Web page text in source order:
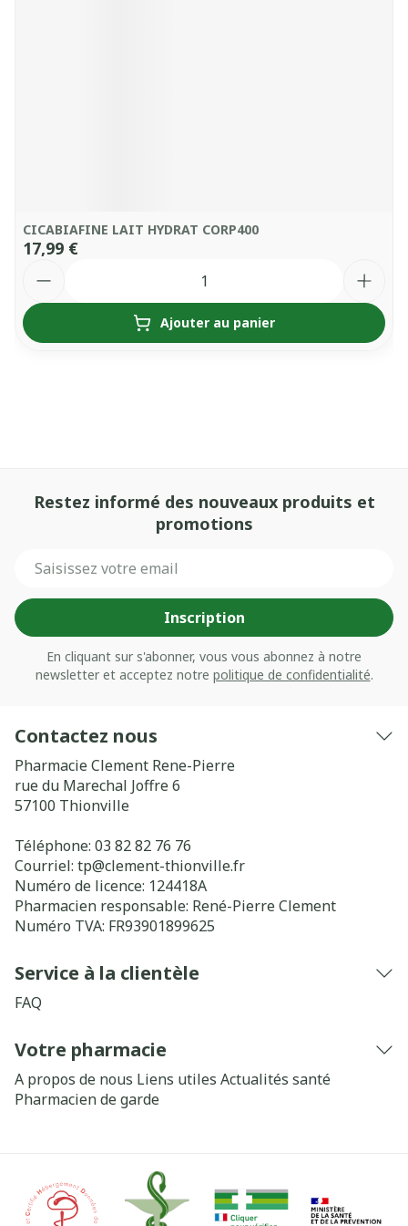
CICABIAFINE LAIT HYDRAT CORP400
17,99 €
Ajouter au panier
Restez informé des nouveaux produits et
promotions
Inscription
En cliquant sur s'abonner, vous vous abonnez à notre
newsletter et acceptez notre politique de confidentialité.
Contactez nous
Pharmacie Clement Rene-Pierre
rue du Marechal Joffre 6
57100 Thionville
Téléphone: 03 82 82 76 76
Courriel: tp@clement-thionville.fr
Numéro de licence: 124418A
Pharmacien responsable: René-Pierre Clement
Numéro TVA: FR93901899625
Service à la clientèle
FAQ
Votre pharmacie
A propos de nous Liens utiles Actualités santé
Pharmacien de garde